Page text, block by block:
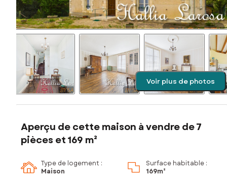
Voir plus de photos
Aperçu de cette maison à vendre de 7
pièces et 169 m²
Type de logement :
Maison
Surface habitable :
169m²